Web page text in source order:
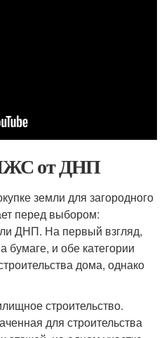
от ДНП
земли для загородного
перед выбором:
ДНП. На первый взгляд,
бумаге, и обе категории
дома, однако
строительство.
для строительства